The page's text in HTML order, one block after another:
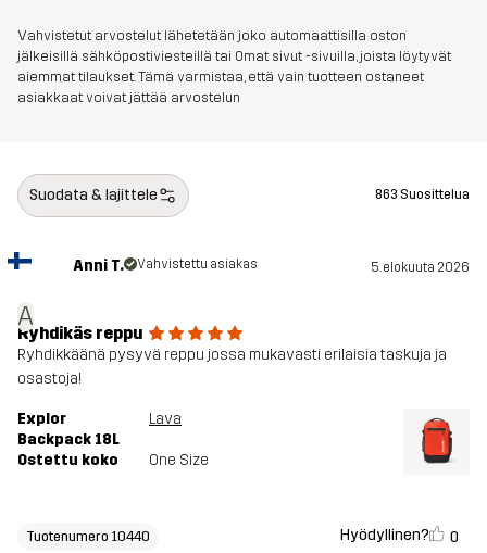
Vahvistetut arvostelut lähetetään joko automaattisilla oston
jälkeisillä sähköpostiviesteillä tai Omat sivut -sivuilla, joista löytyvät
aiemmat tilaukset. Tämä varmistaa, että vain tuotteen ostaneet
asiakkaat voivat jättää arvostelun
Suodata & lajittele 863 Suosittelua
A
Anni T. Vahvistettu asiakas 5. elokuuta 2026
Ryhdikäs reppu
Ryhdikkäänä pysyvä reppu jossa mukavasti erilaisia taskuja ja
osastoja!
Explor
Backpack 18L
Lava
Ostettu koko One Size
Tuotenumero 10440 Hyödyllinen? 0